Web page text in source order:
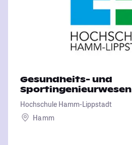
Gesundheits- und
Sportingenieurwesen
Hochschule Hamm-Lippstadt
Hamm